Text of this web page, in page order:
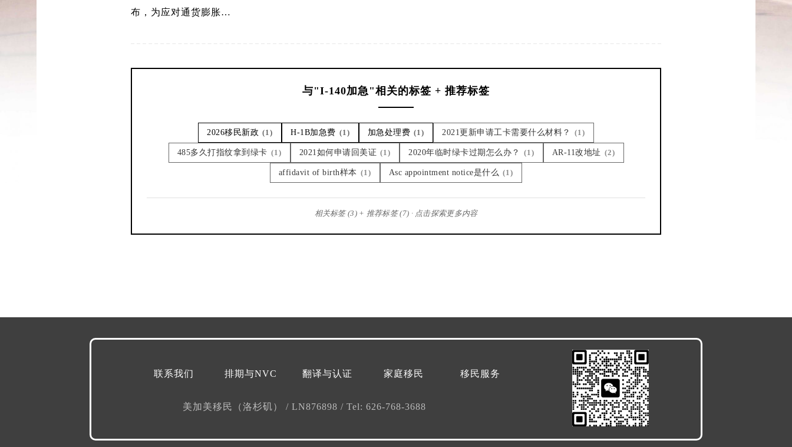
布，为应对通货膨胀…
与"I-140加急"相关的标签 + 推荐标签
2026移民新政 (1) H-1B加急费 (1) 加急处理费 (1) 2021更新申请工卡需要什么材料？ (1)
485多久打指纹拿到绿卡 (1) 2021如何申请回美证 (1) 2020年临时绿卡过期怎么办？ (1) AR-11改地址 (2)
affidavit of birth样本 (1) Asc appointment notice是什么 (1)
相关标签 (3) + 推荐标签 (7) · 点击探索更多内容
移民服务
家庭移民
翻译与认证
排期与NVC
联系我们
美加美移民（洛杉矶） / LN876898 / Tel: 626-768-3688